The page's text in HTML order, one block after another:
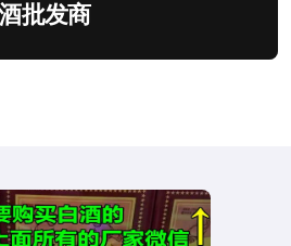
批发商